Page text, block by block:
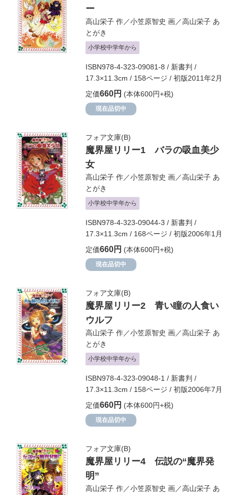
ー
高山栄子 作／小笠原智史 画／高山栄子 あ
とがき
小学校中学年から
ISBN978-4-323-09081-8 / 新書判 /
17.3×11.3cm / 158ページ / 初版2011年2月
定価660円 (本体600円+税)
現在品切中
フォア文庫(B)
魔界屋リリー1 バラの吸血美少
女
高山栄子 作／小笠原智史 画／高山栄子 あ
とがき
小学校中学年から
ISBN978-4-323-09044-3 / 新書判 /
17.3×11.3cm / 168ページ / 初版2006年1月
定価660円 (本体600円+税)
現在品切中
フォア文庫(B)
魔界屋リリー2 青い瞳の人食い
ウルフ
高山栄子 作／小笠原智史 画／高山栄子 あ
とがき
小学校中学年から
ISBN978-4-323-09048-1 / 新書判 /
17.3×11.3cm / 158ページ / 初版2006年7月
定価660円 (本体600円+税)
現在品切中
フォア文庫(B)
魔界屋リリー4 伝説の“魔界発
明”
高山栄子 作／小笠原智史 画／高山栄子 あ